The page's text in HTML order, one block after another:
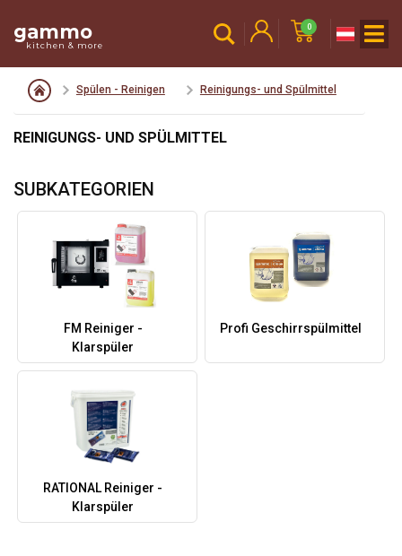
gammo
kitchen & more
0
Spülen - Reinigen Reinigungs- und Spülmittel
REINIGUNGS- UND SPÜLMITTEL
SUBKATEGORIEN
FM Reiniger -
Klarspüler
Profi Geschirrspülmittel
RATIONAL Reiniger -
Klarspüler